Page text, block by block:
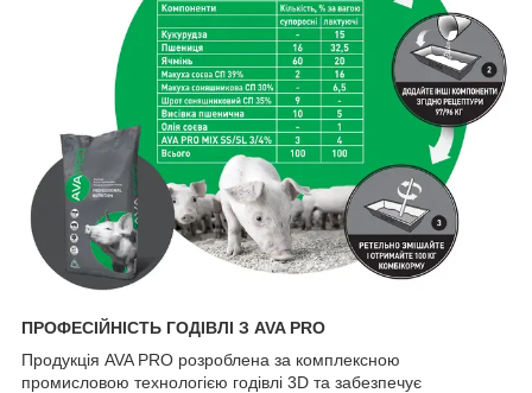
ПРОФЕСІЙНІСТЬ ГОДІВЛІ З AVA PRO
Продукція AVA PRO розроблена за комплексною
промисловою технологією годівлі 3D та забезпечує